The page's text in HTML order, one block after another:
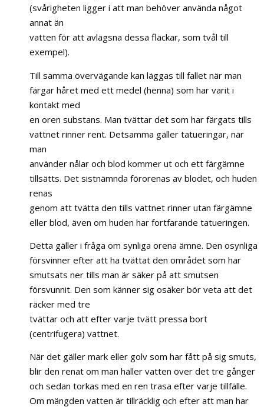
(svårigheten ligger i att man behöver använda något
annat än
vatten för att avlägsna dessa fläckar, som tvål till
exempel).
Till samma övervägande kan läggas till fallet när man
färgar håret med ett medel (henna) som har varit i
kontakt med
en oren substans. Man tvättar det som har färgats tills
vattnet rinner rent. Detsamma gäller tatueringar, när
man
använder nålar och blod kommer ut och ett färgämne
tillsätts. Det sistnämnda förorenas av blodet, och huden
renas
genom att tvätta den tills vattnet rinner utan färgämne
eller blod, även om huden har fortfarande tatueringen.
Detta gäller i fråga om synliga orena ämne. Den osynliga
försvinner efter att ha tvättat den området som har
smutsats ner tills man är säker på att smutsen
försvunnit. Den som känner sig osäker bör veta att det
räcker med tre
tvättar och att efter varje tvätt pressa bort
(centrifugera) vattnet.
När det gäller mark eller golv som har fått på sig smuts,
blir den renat om man häller vatten över det tre gånger
och sedan torkas med en ren trasa efter varje tillfälle.
Om mängden vatten är tillräcklig och efter att man har